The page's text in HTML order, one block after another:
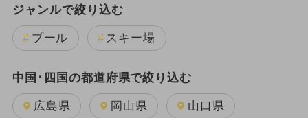
ジャンルで絞り込む
プール スキー場
中国･四国の都道府県で絞り込む
広島県 岡山県 山口県